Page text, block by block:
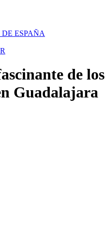
ESPAÑA
de los
Guadalajara